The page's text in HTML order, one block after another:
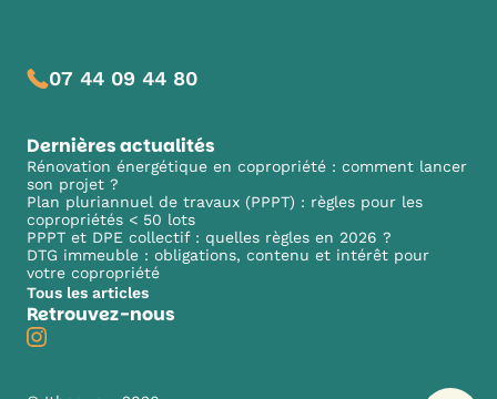
07 44 09 44 80
Dernières actualités
Rénovation énergétique en copropriété : comment lancer
son projet ?
Plan pluriannuel de travaux (PPPT) : règles pour les
copropriétés < 50 lots
PPPT et DPE collectif : quelles règles en 2026 ?
DTG immeuble : obligations, contenu et intérêt pour
votre copropriété
Tous les articles
Retrouvez-nous